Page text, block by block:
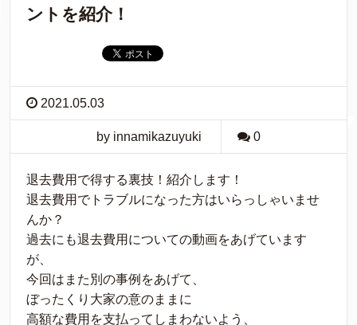
ントを紹介！
2021.05.03
by innamikazuyuki 0
退去費用で得する裏技！紹介します！
退去費用でトラブルになった方はいらっしゃいませ
んか？
過去にも退去費用についての動画をあげています
が、
今回はまた別の事例をあげて、
ぼったくり大家の意のままに
高額な費用を支払ってしまわないよう、